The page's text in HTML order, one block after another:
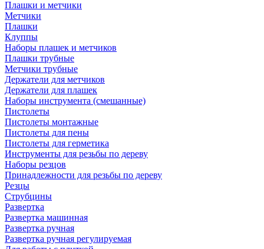
Плашки и метчики
Метчики
Плашки
Клуппы
Наборы плашек и метчиков
Плашки трубные
Метчики трубные
Держатели для метчиков
Держатели для плашек
Наборы инструмента (смешанные)
Пистолеты
Пистолеты монтажные
Пистолеты для пены
Пистолеты для герметика
Инструменты для резьбы по дереву
Наборы резцов
Принадлежности для резьбы по дереву
Резцы
Струбцины
Развертка
Развертка машинная
Развертка ручная
Развертка ручная регулируемая